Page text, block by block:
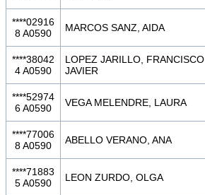
****02916
8 A0590
MARCOS SANZ, AIDA
****38042
4 A0590
LOPEZ JARILLO, FRANCISCO
JAVIER
****52974
6 A0590
VEGA MELENDRE, LAURA
****77006
8 A0590
ABELLO VERANO, ANA
****71883
5 A0590
LEON ZURDO, OLGA